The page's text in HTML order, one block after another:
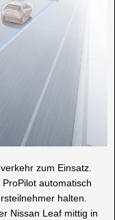
zum Einsatz.
automatisch
halten.
Nissan Leaf mittig in